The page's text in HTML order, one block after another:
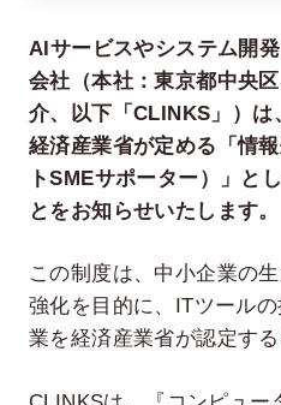
在宅率
66 %
2026年7月時点
AIサービスやシステム開
会社（本社：東京都中央
介、以下「CLINKS」）は
経済産業省が定める「情
トSMEサポーター）」と
とをお知らせいたします。
この制度は、中小企業の
強化を目的に、ITツール
業を経済産業省が認定する